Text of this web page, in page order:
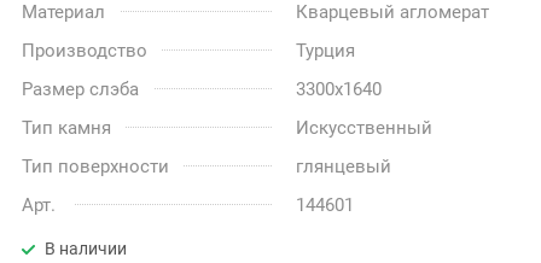
Материал
Кварцевый агломерат
Производство
Турция
Размер слэба
3300x1640
Тип камня
Искусственный
Тип поверхности
глянцевый
Арт.
144601
В наличии